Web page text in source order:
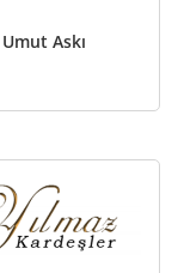
Umut Askı